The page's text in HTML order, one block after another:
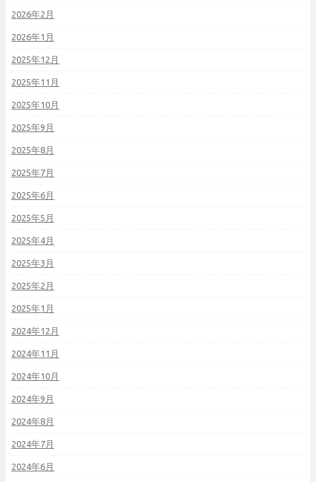
2026年2月
2026年1月
2025年12月
2025年11月
2025年10月
2025年9月
2025年8月
2025年7月
2025年6月
2025年5月
2025年4月
2025年3月
2025年2月
2025年1月
2024年12月
2024年11月
2024年10月
2024年9月
2024年8月
2024年7月
2024年6月